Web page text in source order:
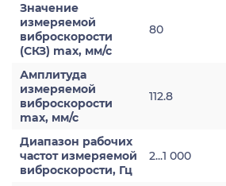
Значение
измеряемой
виброскорости
(СКЗ) max, мм/с
80
Амплитуда
измеряемой
виброскорости
max, мм/с
112.8
Диапазон рабочих
частот измеряемой
виброскорости, Гц
2...1 000